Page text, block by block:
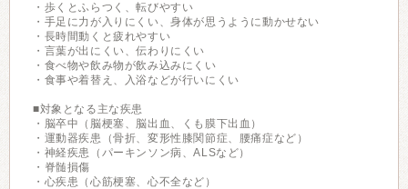
・歩くとふらつく、転びやすい
・手足に力が入りにくい、身体が思うように動かせない
・長時間動くと疲れやすい
・言葉が出にくい、伝わりにくい
・食べ物や飲み物が飲み込みにくい
・食事や着替え、入浴などが行いにくい
■対象となる主な疾患
・脳卒中（脳梗塞、脳出血、くも膜下出血）
・運動器疾患（骨折、変形性膝関節症、腰痛症など）
・神経疾患（パーキンソン病、ALSなど）
・脊髄損傷
・心疾患（心筋梗塞、心不全など）